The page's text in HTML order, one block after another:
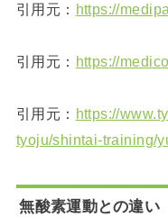
引用元： https://
引用元： https://
引用元： https://
tyoju/shintai-training/
無酸素運動との違い